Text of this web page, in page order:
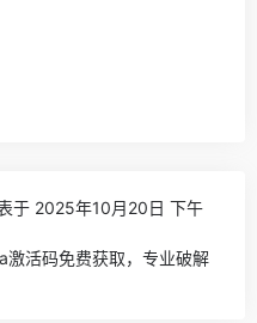
于 2025年10月20日 下午
激活码免费获取，专业破解